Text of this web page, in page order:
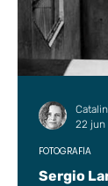
Sergio
FOTOGRAFÍA
22 jun